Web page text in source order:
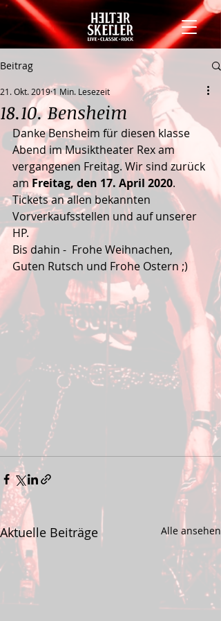
Beitrag
18.10. Bensheim
21. Okt. 20191 Min. Lesezeit
Danke Bensheim für diesen klasse
Abend im Musiktheater Rex am
vergangenen Freitag. Wir sind zurück
am Freitag, den 17. April 2020.
Tickets an allen bekannten
Vorverkaufsstellen und auf unserer
HP.
Bis dahin -  Frohe Weihnachen,
Guten Rutsch und Frohe Ostern ;)
Aktuelle Beiträge Alle ansehen